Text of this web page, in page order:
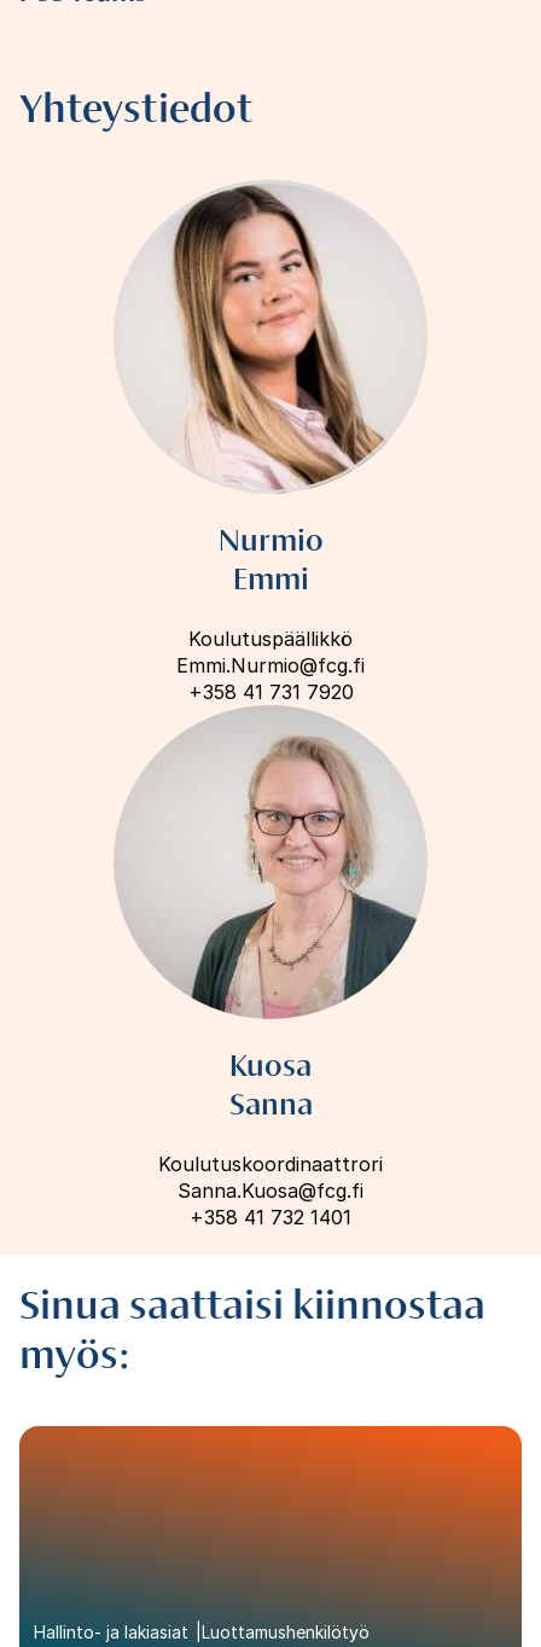
Yhteystiedot
Nurmio
Emmi
Koulutuspäällikkö
Emmi.Nurmio@fcg.fi
+358 41 731 7920
Kuosa
Sanna
Koulutuskoordinaattrori
Sanna.Kuosa@fcg.fi
+358 41 732 1401
Sinua saattaisi kiinnostaa
myös:
Hallinto- ja lakiasiat Luottamushenkilötyö